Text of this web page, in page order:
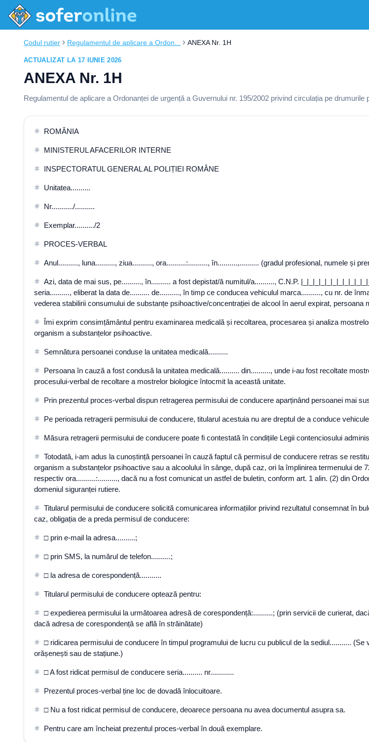
Codul rutier Regulamentul de aplicare a Ordon... ANEXA Nr. 1H
ACTUALIZAT LA 17 IUNIE 2026
ANEXA Nr. 1H
Regulamentul de aplicare a Ordonanței de urgență a Guvernului nr. 195/2002 privind circulația pe drumurile
ROMÂNIA
MINISTERUL AFACERILOR INTERNE
INSPECTORATUL GENERAL AL POLIȚIEI ROMÂNE
Unitatea..........
Nr.........../..........
Exemplar........../2
PROCES-VERBAL
Anul.........., luna.........., ziua.........., ora..........:.........., în..........,.......... (gradul profesional, numele și
Azi, data de mai sus, pe.........., în.......... a fost depistat/ă numitul/a.........., C.N.P.
seria.........., eliberat la data de.......... de.........., în timp ce conducea vehiculul marca.........., cu nr. de
vederea stabilirii consumului de substanțe psihoactive/concentrației de alcool în aerul expirat,
Îmi exprim consimțământul pentru examinarea medicală și recoltarea, procesarea și analiza
organism a substanțelor psihoactive.
Semnătura persoanei conduse la unitatea medicală..........
Persoana în cauză a fost condusă la unitatea medicală.......... din.........., unde i-au fost recoltate
procesului-verbal de recoltare a mostrelor biologice întocmit la această unitate.
Prin prezentul proces-verbal dispun retragerea permisului de conducere aparținând persoanei mai
Pe perioada retragerii permisului de conducere, titularul acestuia nu are dreptul de a conduce
Măsura retragerii permisului de conducere poate fi contestată în condițiile Legii contenciosului
Totodată, i-am adus la cunoștință persoanei în cauză faptul că permisul de conducere retras se
organism a substanțelor psihoactive sau a alcoolului în sânge, după caz, ori la împlinirea termenului de
respectiv ora..........:.........., dacă nu a fost comunicat un astfel de buletin, conform art. 1 alin. (2) din
domeniul siguranței rutiere.
Titularul permisului de conducere solicită comunicarea informațiilor privind rezultatul consemnat în
caz, obligația de a preda permisul de conducere:
□ prin e-mail la adresa..........;
□ prin SMS, la numărul de telefon..........;
□ la adresa de corespondență...........
Titularul permisului de conducere optează pentru:
□ expedierea permisului la următoarea adresă de corespondență:..........; (prin servicii de curierat,
dacă adresa de corespondență se află în străinătate)
□ ridicarea permisului de conducere în timpul programului de lucru cu publicul de la sediul...........
orășenești sau de stațiune.)
□ A fost ridicat permisul de conducere seria.......... nr............
Prezentul proces-verbal ține loc de dovadă înlocuitoare.
□ Nu a fost ridicat permisul de conducere, deoarece persoana nu avea documentul asupra sa.
Pentru care am încheiat prezentul proces-verbal în două exemplare.